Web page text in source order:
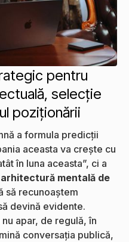
pentru
selecție
poziționării
a formula predicții
aceasta va crește cu
în luna aceasta”, ci a
arhitectură mentală de
să recunoaștem
devină evidente.
apar, de regulă, în
conversația publică,